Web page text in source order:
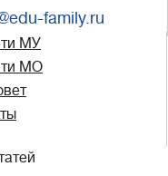
family.ru
МУ
МО